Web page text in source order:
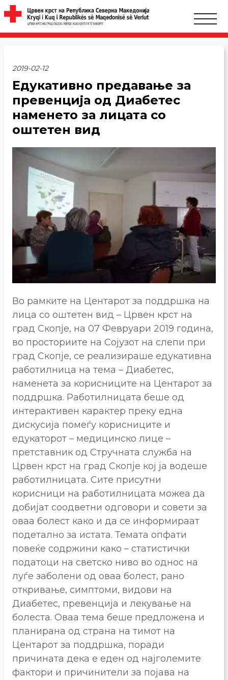
2019-02-12
Едукативно предавање за
превенција од Диабетес
наменето за лицата со
оштетен вид
Во рамките на Центарот за поддршка на
лица со оштетен вид – Црвен крст на
град Скопје, на 07 Февруари 2019 година,
во просториите на Сојузот на слепи при
град Скопје, се реализираше едукативна
работилница на тема – Диабетес,
наменета за корисниците на Центарот за
поддршка. Работилницата беше од
интерактивен карактер преку една
дискусија помеѓу корисниците и
едукаторот – медицинско лице –
претставник од Стручната служба на
Црвен крст на град Скопје кој ја водеше
работилницата. Сите присутни
корисници на работилницата можеа да
добијат соодветни одговори и совети за
оваа болест како и да се информираат
подетално за истата. Темата опфати
повеќе содржини како – статистички
податоци на светско ниво во однос на
луѓе заболени од оваа болест, рано
откривање, симптоми, видови на
Диабетес, превенција и лекување на
болеста. Оваа тема беше предложена и
планирана од страна на тимот на
Центарот за поддршка, поради
причината дека е еден од најголемите
фактори и причинители за појава на